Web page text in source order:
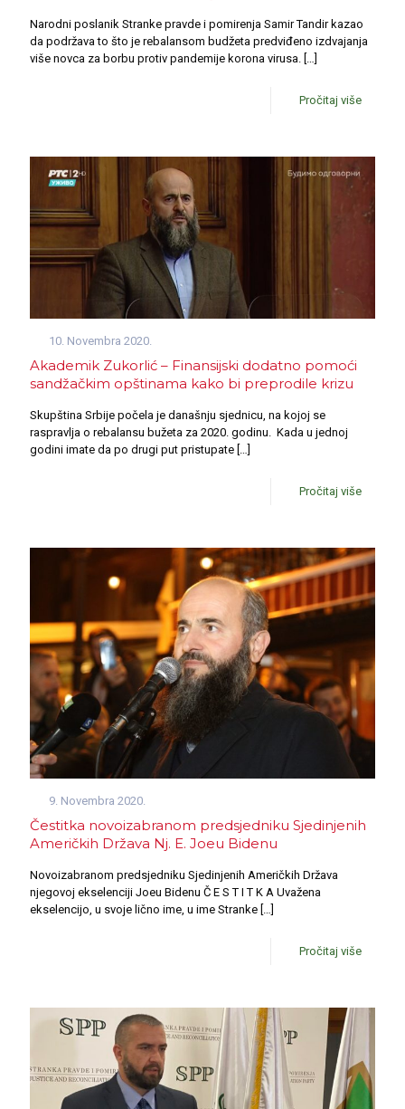
Narodni poslanik Stranke pravde i pomirenja Samir Tandir kazao
da podržava to što je rebalansom budžeta predviđeno izdvajanja
više novca za borbu protiv pandemije korona virusa. […]
Pročitaj više
10. Novembra 2020.
Akademik Zukorlić – Finansijski dodatno pomoći
sandžačkim opštinama kako bi preprodile krizu
Skupština Srbije počela je današnju sjednicu, na kojoj se
raspravlja o rebalansu bužeta za 2020. godinu. Kada u jednoj
godini imate da po drugi put pristupate […]
Pročitaj više
9. Novembra 2020.
Čestitka novoizabranom predsjedniku Sjedinjenih
Američkih Država Nj. E. Joeu Bidenu
Novoizabranom predsjedniku Sjedinjenih Američkih Država
njegovoj ekselenciji Joeu Bidenu Č E S T I T K A Uvažena
ekselencijo, u svoje lično ime, u ime Stranke […]
Pročitaj više